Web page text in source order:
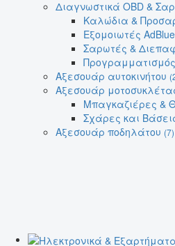
Διαγνωστικά OBD &
Καλώδια &
Εξομοιωτές AdBlue
Σαρωτές &
Αξεσουάρ αυτοκινήτου
Αξεσουάρ
Μπαγκαζιέρες &
Σχάρες και
Αξεσουάρ ποδηλάτου (7)